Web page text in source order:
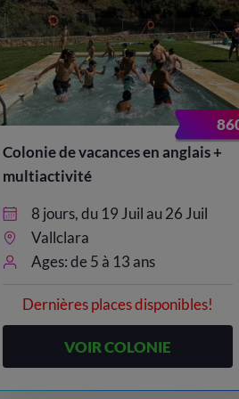
Colonie de vacances en anglais +
multiactivité
8 jours, du 19 Juil au 26 Juil
Vallclara
Ages: de 5 à 13 ans
Dernières places disponibles!
VOIR COLONIE